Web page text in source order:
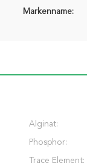
Markenname:
Alginat:
Phosphor:
Trace Element: